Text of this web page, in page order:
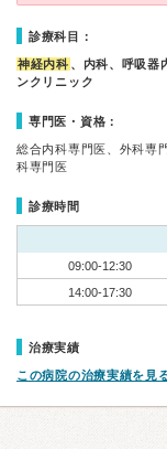
診療科目：
神経内科 、内科、呼吸器
ンクリニック
専門医・資格：
総合内科専門医、外科専
科専門医
診療時間
09:00-12:30
14:00-17:30
治療実績
この病院の治療実績を見